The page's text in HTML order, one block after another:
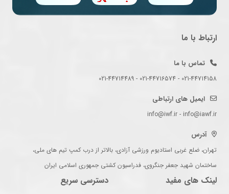
ارتباط با ما
تماس با ما
021-44714158 - 021-44716574 - 021-44714489
ایمیل های ارتباطی
info@iwf.ir - info@iawf.ir
آدرس
تهران، ضلع غربی استادیوم ورزشی آزادی، بالاتر از درب کمپ تیم های ملی،
ساختمان شهید جعفر جنگروی، فدراسیون کشتی جمهوری اسلامی ایران
لینک های مفید دسترسی سریع